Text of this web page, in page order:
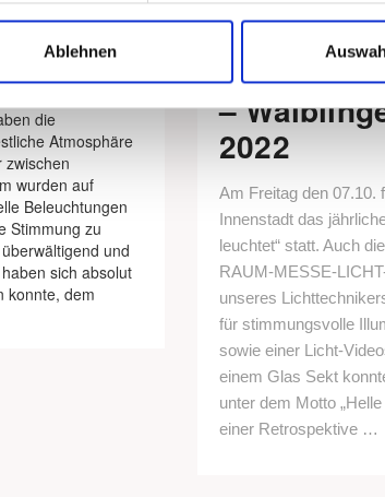
Ablehnen
die
Atmosphäre
zwischen
wurden auf
Beleuchtungen
Stimmung zu
und
sich absolut
konnte, dem
17. Oktober 2022
–
2022
Am Freitag den 07.10.
Innenstadt das
leuchtet“ statt. Auch
RAUM-MESSE-
unseres
für stimmungsvolle
sowie einer Licht-
einem Glas Sekt
unter dem Motto
einer Retrospektive …